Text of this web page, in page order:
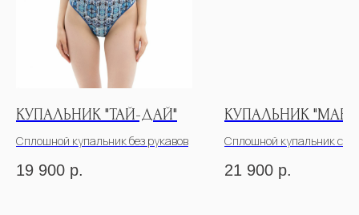
КУПАЛЬНИК "ТАЙ-ДАЙ"
Сплошной купальник без рукавов
19 900 р.
КУПАЛЬНИК
Сплошной купальник с
21 900 р.